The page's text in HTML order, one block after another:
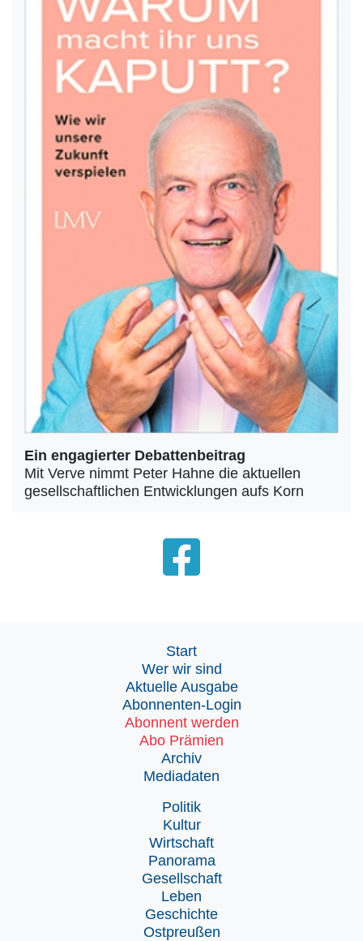
Ein engagierter Debattenbeitrag
Mit Verve nimmt Peter Hahne die aktuellen
gesellschaftlichen Entwicklungen aufs Korn
Start
Wer wir sind
Aktuelle Ausgabe
Abonnenten-Login
Abonnent werden
Abo Prämien
Archiv
Mediadaten
Politik
Kultur
Wirtschaft
Panorama
Gesellschaft
Leben
Geschichte
Ostpreußen